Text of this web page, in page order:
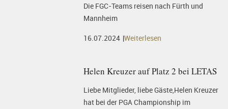
Die FGC-Teams reisen nach Fürth und
Mannheim
16.07.2024 Weiterlesen
Helen Kreuzer auf Platz 2 bei LETAS
Liebe Mitglieder, liebe Gäste,Helen Kreuzer
hat bei der PGA Championship im